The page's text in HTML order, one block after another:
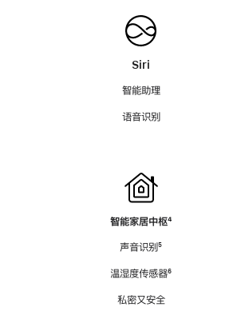
Siri
智能助理
语音识别
智能家居中枢脚
⁴
声音识别脚
⁵
温湿度传感器脚
⁶
私密又安全